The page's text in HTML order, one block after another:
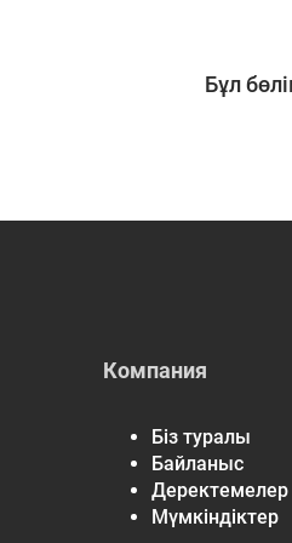
Бұл
Компания
Біз туралы
Байланыс
Деректемелер
Мүмкіндіктер